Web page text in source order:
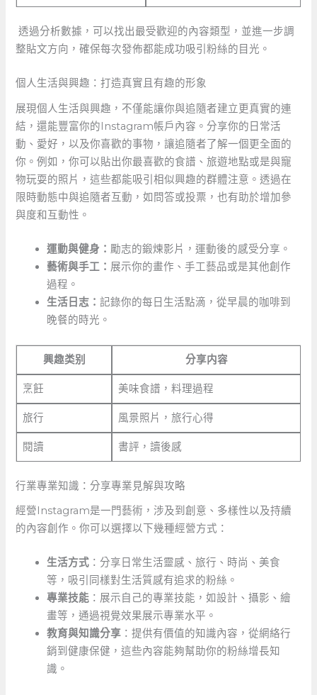
⁣ 透過分析數據，可以找出最受歡迎的內容類型，並進一步調
整貼文方向，確保每次發佈都能成功吸引粉絲的目光。
個人生活與興趣：打造真實且有趣的形象
展現個人生活與興趣，不僅能讓你與追隨者建立更真實的連
結，還能豐富你的Instagram帳戶內容。分享你的日常活
動、愛好，以及你喜歡的事物，讓追隨者了解一個更全面的
你。例如，你可以貼出你最喜歡的食譜、旅遊地點或是與寵
物玩耍的照片，這些都能吸引相似興趣的群體注意。透過在
限時動態中與追隨者互動，如問答或投票，也有助於增加參
與度和互動性。
運動與健身： 勵志的鍛煉影片，運動後的感受分享。
藝術與手工： 展示你的畫作、手工藝品或是其他創作
過程。
生活日志：記錄你的每日生活點滴，從早晨的咖啡到
晚餐的時光。
興趣类别 分享内容
烹飪 美味食譜，料理過程
旅行 風景照片，旅行心得
閱讀 書評，讀後感
行業專業知識：分享專業見解與攻略
經營Instagram是一門藝術，涉及到創意、多樣性以及持續
的內容創作。你可以選擇以下幾種經營方式：
生活方式 ：分享日常生活靈感、旅行、時尚、美食
等，吸引同樣對生活質感有追求的粉絲。
專業技能 ：展示自己的專業技能，如設計、攝影、繪
畫等，通過視覺效果展示專業水平。
教育與知識分享 ：提供有價值的知識內容，從網絡行
銷到健康保健，這些內容能夠幫助你的粉絲增長知
識。